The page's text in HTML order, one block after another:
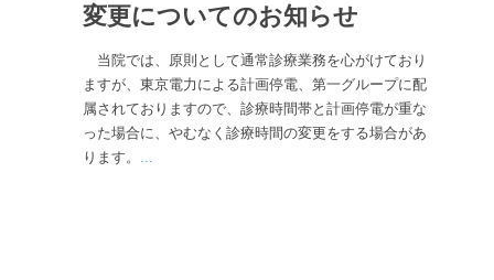
変更についてのお知らせ
当院では、原則として通常診療業務を心がけており
ますが、東京電力による計画停電、第一グループに配
属されておりますので、診療時間帯と計画停電が重な
った場合に、やむなく診療時間の変更をする場合があ
ります。 ...